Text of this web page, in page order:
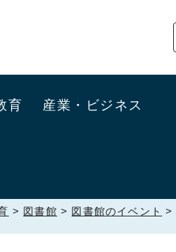
育 産業・ビジネス
> 図書館 > 図書館のイベント >